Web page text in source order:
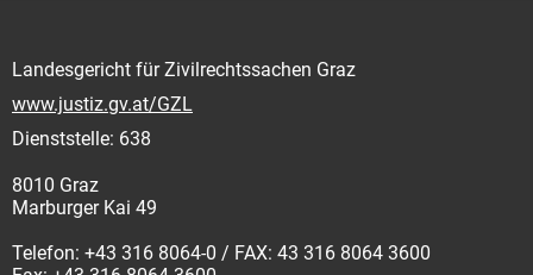
Landesgericht für Zivilrechtssachen Graz
www.justiz.gv.at/GZL
Dienststelle: 638
8010 Graz
Marburger Kai 49
Telefon: +43 316 8064-0 / FAX: 43 316 8064 3600